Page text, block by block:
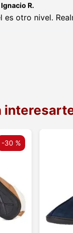
Ignacio R.
es otro nivel.
-30 %